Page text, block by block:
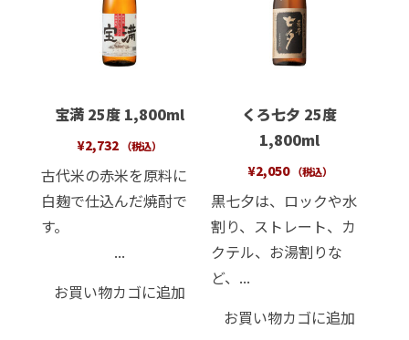
宝満 25度 1,800ml
¥2,732 （税込）
古代米の赤米を原料に
白麹で仕込んだ焼酎で
す。
...
お買い物カゴに追加
くろ七夕 25度
1,800ml
¥2,050 （税込）
黒七夕は、ロックや水
割り、ストレート、カ
クテル、お湯割りな
ど、...
お買い物カゴに追加